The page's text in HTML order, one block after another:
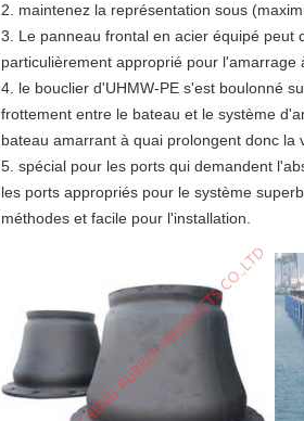
2. maintenez la représentation sous
3. Le panneau frontal en acier équipé peut
particulièrement approprié pour l'amarrage
4. le bouclier d'UHMW-PE s'est boulonné
frottement entre le bateau et le système
bateau amarrant à quai prolongent donc la
5. spécial pour les ports qui demandent
les ports appropriés pour le système
méthodes et facile pour l'installation.